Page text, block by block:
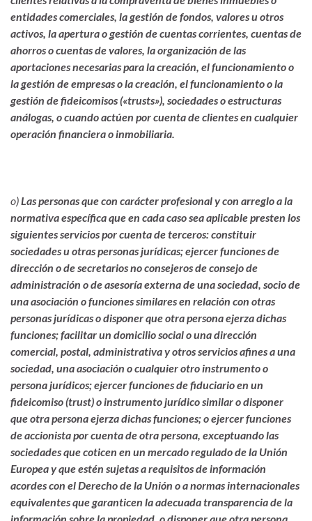
entidades comerciales, la gestión de fondos, valores u otros
activos, la apertura o gestión de cuentas corrientes, cuentas de
ahorros o cuentas de valores, la organización de las
aportaciones necesarias para la creación, el funcionamiento o
la gestión de empresas o la creación, el funcionamiento o la
gestión de fideicomisos («trusts»), sociedades o estructuras
análogas, o cuando actúen por cuenta de clientes en cualquier
operación financiera o inmobiliaria.
o) Las personas que con carácter profesional y con arreglo a la
normativa específica que en cada caso sea aplicable presten los
siguientes servicios por cuenta de terceros: constituir
sociedades u otras personas jurídicas; ejercer funciones de
dirección o de secretarios no consejeros de consejo de
administración o de asesoría externa de una sociedad, socio de
una asociación o funciones similares en relación con otras
personas jurídicas o disponer que otra persona ejerza dichas
funciones; facilitar un domicilio social o una dirección
comercial, postal, administrativa y otros servicios afines a una
sociedad, una asociación o cualquier otro instrumento o
persona jurídicos; ejercer funciones de fiduciario en un
fideicomiso (trust) o instrumento jurídico similar o disponer
que otra persona ejerza dichas funciones; o ejercer funciones
de accionista por cuenta de otra persona, exceptuando las
sociedades que coticen en un mercado regulado de la Unión
Europea y que estén sujetas a requisitos de información
acordes con el Derecho de la Unión o a normas internacionales
equivalentes que garanticen la adecuada transparencia de la
información sobre la propiedad, o disponer que otra persona